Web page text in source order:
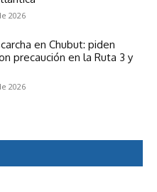
2026
en Chubut: piden
precaución en la Ruta 3 y
2026